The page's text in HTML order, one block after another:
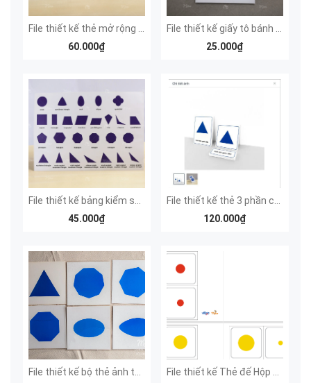
60.000₫
25.000₫
45.000₫
120.000₫